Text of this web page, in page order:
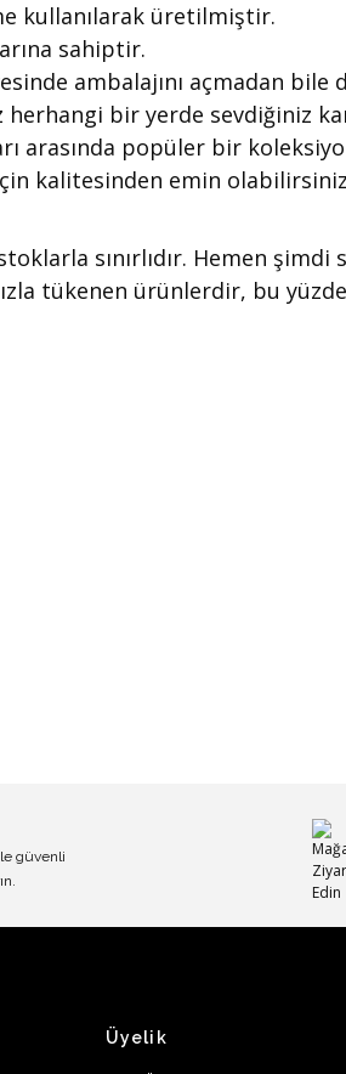
kullanılarak üretilmiştir.
sahiptir.
ambalajını açmadan bile
herhangi bir yerde sevdiğiniz
arasında popüler bir
kalitesinden emin
stoklarla sınırlıdır. Hemen
tükenen ürünlerdir, bu
güvenli
Üyelik